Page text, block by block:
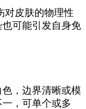
对皮肤的物理性
可能引发自身免
，边界清晰或模
，可单个或多